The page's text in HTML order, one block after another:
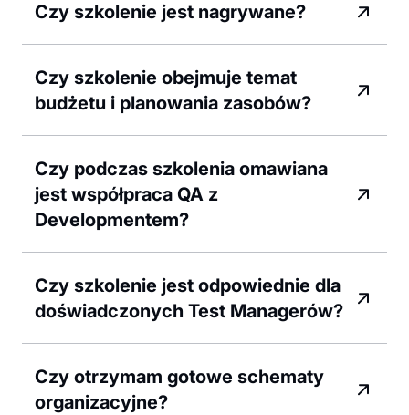
Czy szkolenie jest nagrywane?
Czy szkolenie obejmuje temat
budżetu i planowania zasobów?
Czy podczas szkolenia omawiana
jest współpraca QA z
Developmentem?
Czy szkolenie jest odpowiednie dla
doświadczonych Test Managerów?
Czy otrzymam gotowe schematy
organizacyjne?